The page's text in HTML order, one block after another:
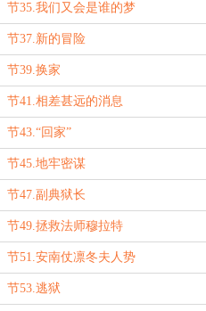
节35.我们又会是谁的梦
节37.新的冒险
节39.换家
节41.相差甚远的消息
节43.“回家”
节45.地牢密谋
节47.副典狱长
节49.拯救法师穆拉特
节51.安南仗凛冬夫人势
节53.逃狱